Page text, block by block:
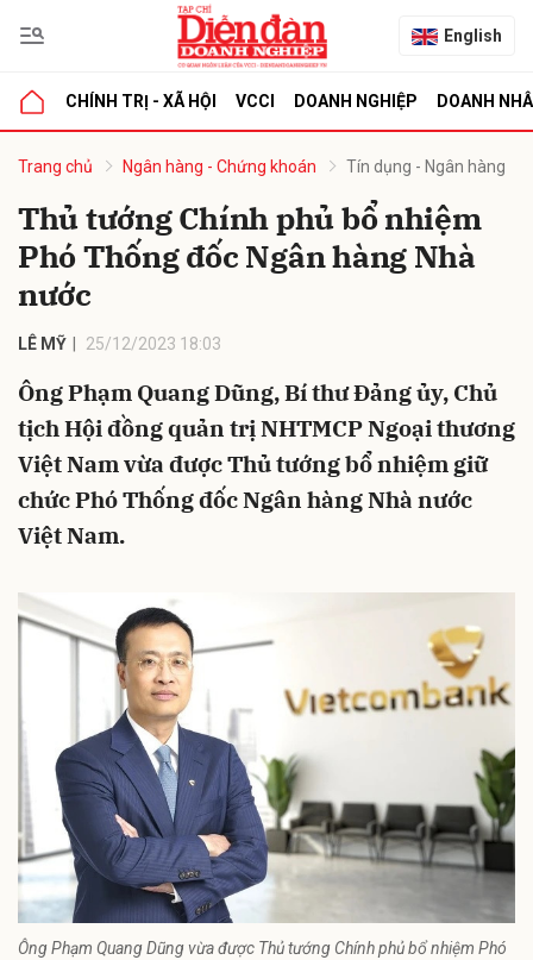
English
CHÍNH TRỊ - XÃ HỘI VCCI DOANH NGHIỆP DOANH
Trang chủ Ngân hàng - Chứng khoán Tín dụng - Ngân hàng
Thủ tướng Chính phủ bổ nhiệm
Phó Thống đốc Ngân hàng Nhà
nước
LÊ MỸ 25/12/2023 18:03
Ông Phạm Quang Dũng, Bí thư Đảng ủy, Chủ
tịch Hội đồng quản trị NHTMCP Ngoại thương
Việt Nam vừa được Thủ tướng bổ nhiệm giữ
chức Phó Thống đốc Ngân hàng Nhà nước
Việt Nam.
Ông Phạm Quang Dũng vừa được Thủ tướng Chính phủ bổ nhiệm Phó
luận
Hủy